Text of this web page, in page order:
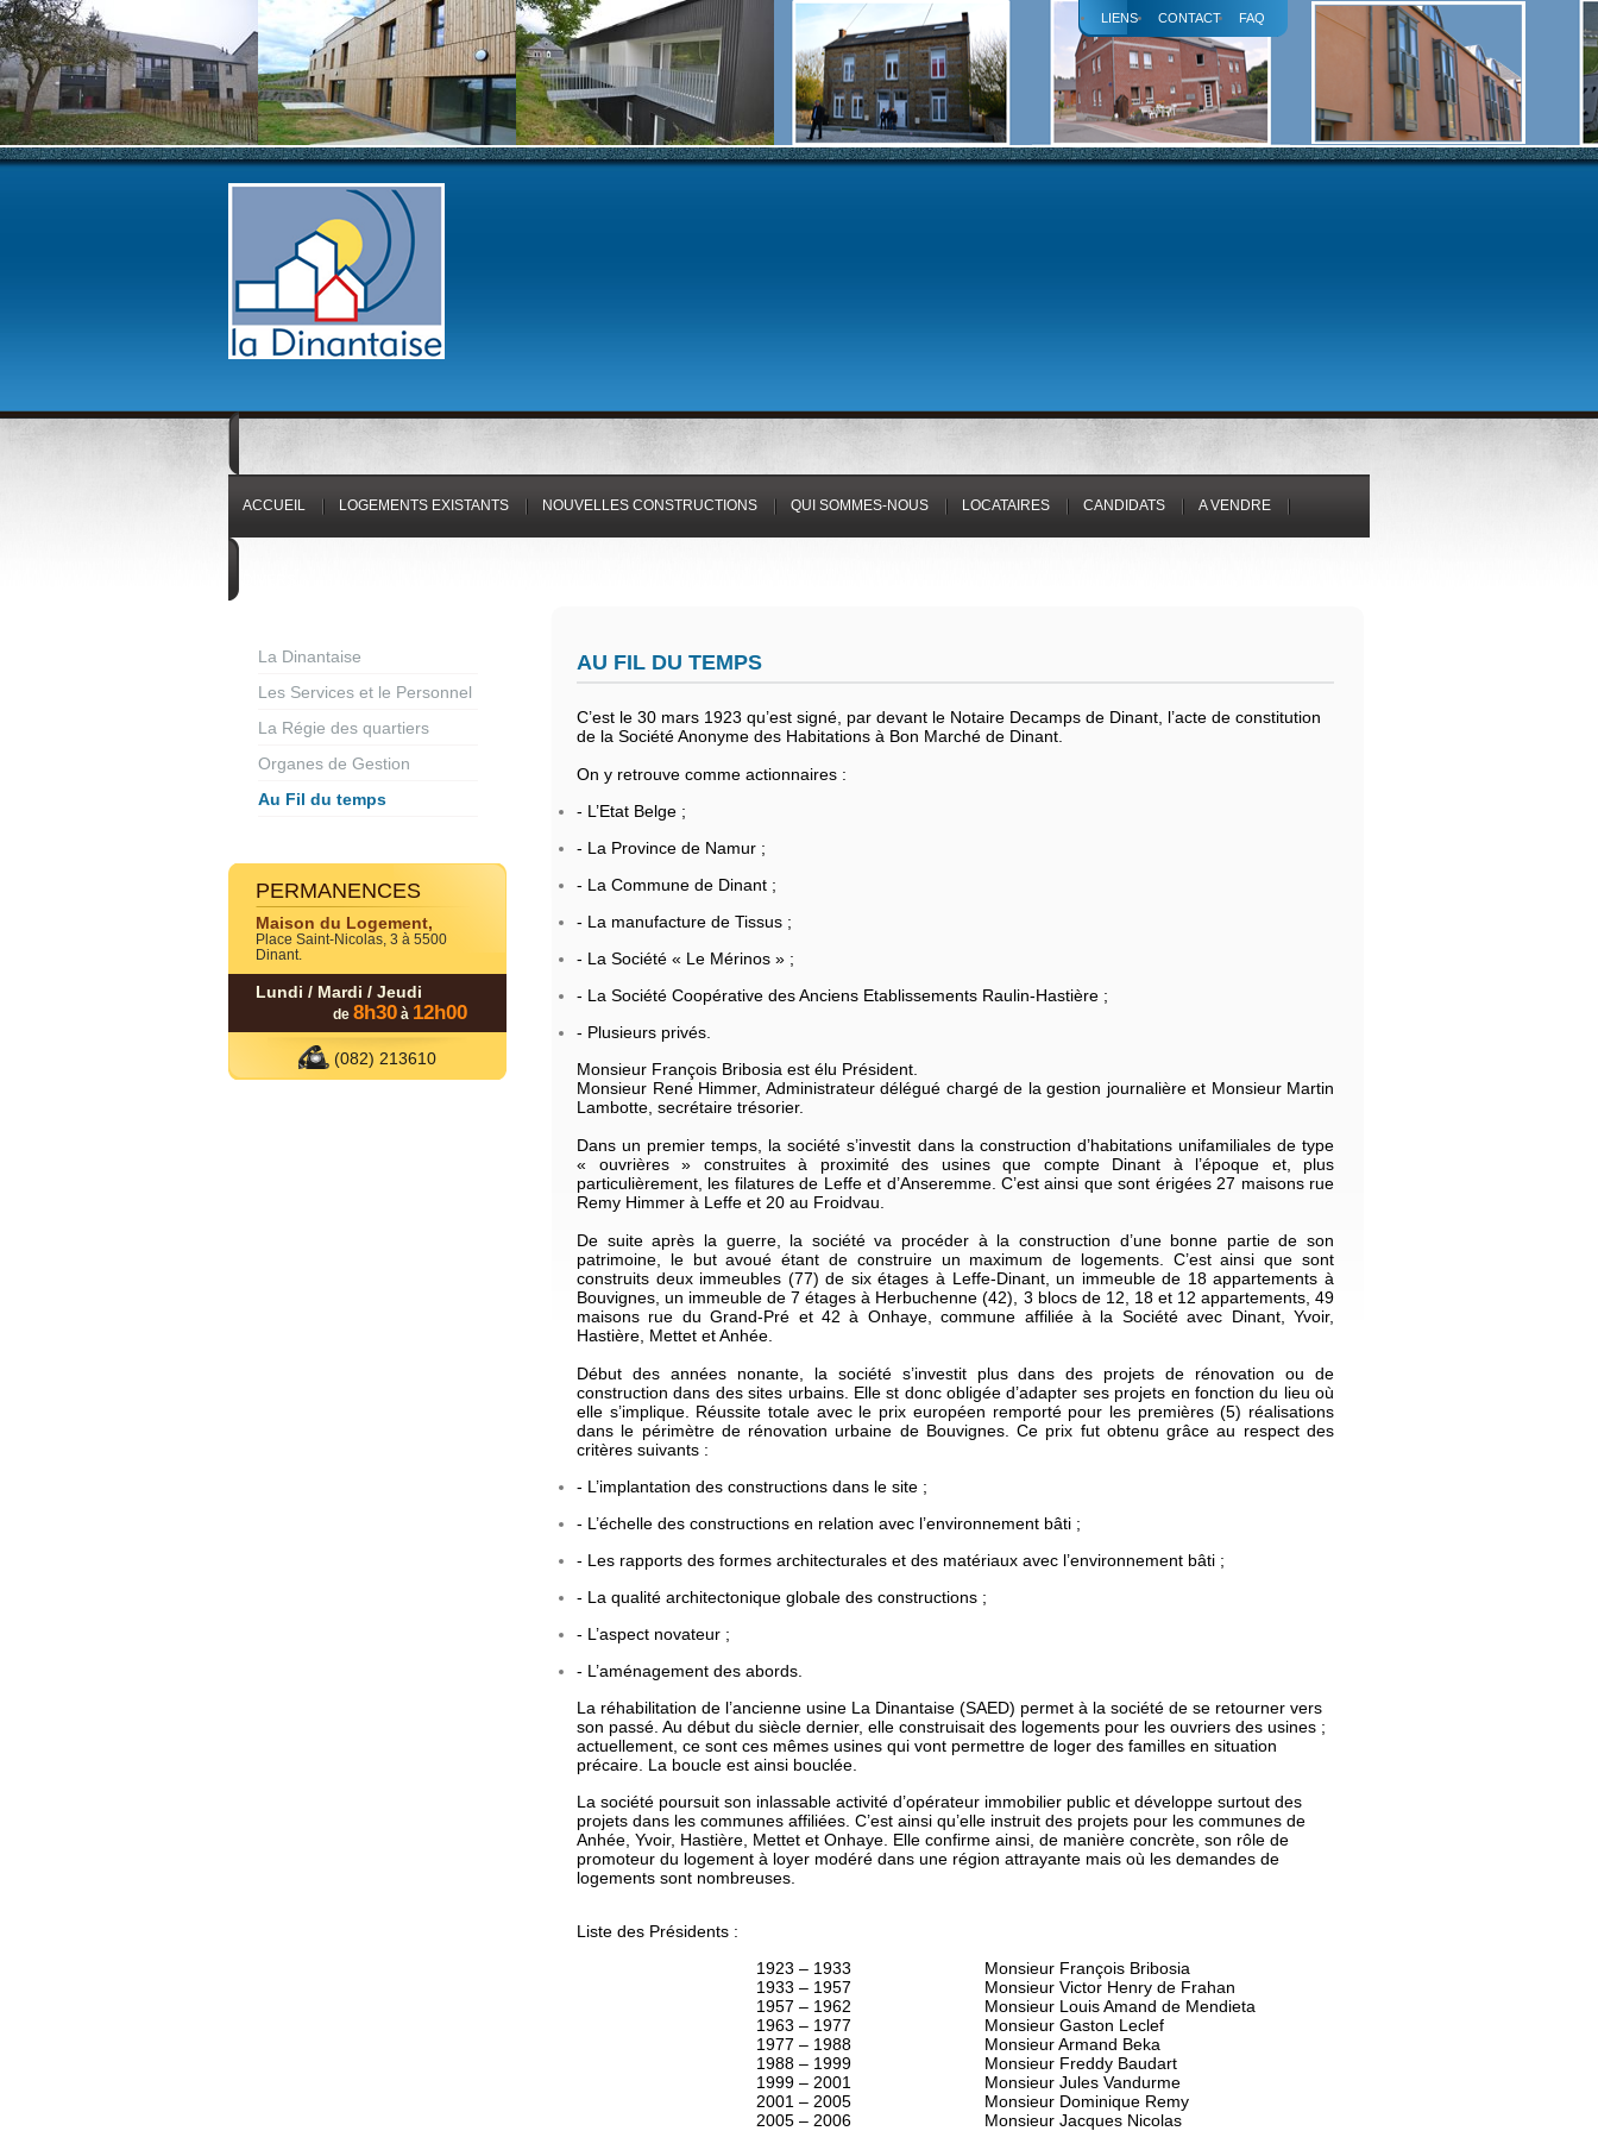
LIENS CONTACT FAQ
ACCUEIL LOGEMENTS EXISTANTS NOUVELLES CONSTRUCTIONS QUI SOMMES-NOUS LOCATAIRES CANDIDATS A VENDRE
La Dinantaise
Les Services et le Personnel
La Régie des quartiers
Organes de Gestion
Au Fil du temps
PERMANENCES
Maison du Logement,
Place Saint-Nicolas, 3 à 5500
Dinant.
Lundi / Mardi / Jeudi
de 8h30 à 12h00
(082) 213610
AU FIL DU TEMPS
C’est le 30 mars 1923 qu’est signé, par devant le Notaire Decamps de Dinant, l’acte de constitution
de la Société Anonyme des Habitations à Bon Marché de Dinant.
On y retrouve comme actionnaires :
- L’Etat Belge ;
- La Province de Namur ;
- La Commune de Dinant ;
- La manufacture de Tissus ;
- La Société « Le Mérinos » ;
- La Société Coopérative des Anciens Etablissements Raulin-Hastière ;
- Plusieurs privés.
Monsieur François Bribosia est élu Président.
Monsieur René Himmer, Administrateur délégué chargé de la gestion journalière et Monsieur Martin
Lambotte, secrétaire trésorier.
Dans un premier temps, la société s’investit dans la construction d’habitations unifamiliales de type
« ouvrières » construites à proximité des usines que compte Dinant à l’époque et, plus
particulièrement, les filatures de Leffe et d’Anseremme. C’est ainsi que sont érigées 27 maisons rue
Remy Himmer à Leffe et 20 au Froidvau.
De suite après la guerre, la société va procéder à la construction d’une bonne partie de son
patrimoine, le but avoué étant de construire un maximum de logements. C’est ainsi que sont
construits deux immeubles (77) de six étages à Leffe-Dinant, un immeuble de 18 appartements à
Bouvignes, un immeuble de 7 étages à Herbuchenne (42), 3 blocs de 12, 18 et 12 appartements, 49
maisons rue du Grand-Pré et 42 à Onhaye, commune affiliée à la Société avec Dinant, Yvoir,
Hastière, Mettet et Anhée.
Début des années nonante, la société s’investit plus dans des projets de rénovation ou de
construction dans des sites urbains. Elle st donc obligée d’adapter ses projets en fonction du lieu où
elle s’implique. Réussite totale avec le prix européen remporté pour les premières (5) réalisations
dans le périmètre de rénovation urbaine de Bouvignes. Ce prix fut obtenu grâce au respect des
critères suivants :
- L’implantation des constructions dans le site ;
- L’échelle des constructions en relation avec l’environnement bâti ;
- Les rapports des formes architecturales et des matériaux avec l’environnement bâti ;
- La qualité architectonique globale des constructions ;
- L’aspect novateur ;
- L’aménagement des abords.
La réhabilitation de l’ancienne usine La Dinantaise (SAED) permet à la société de se retourner vers
son passé. Au début du siècle dernier, elle construisait des logements pour les ouvriers des usines ;
actuellement, ce sont ces mêmes usines qui vont permettre de loger des familles en situation
précaire. La boucle est ainsi bouclée.
La société poursuit son inlassable activité d’opérateur immobilier public et développe surtout des
projets dans les communes affiliées. C’est ainsi qu’elle instruit des projets pour les communes de
Anhée, Yvoir, Hastière, Mettet et Onhaye. Elle confirme ainsi, de manière concrète, son rôle de
promoteur du logement à loyer modéré dans une région attrayante mais où les demandes de
logements sont nombreuses.
Liste des Présidents :
1923 – 1933
Monsieur François Bribosia
1933 – 1957
Monsieur Victor Henry de Frahan
1957 – 1962
Monsieur Louis Amand de Mendieta
1963 – 1977
Monsieur Gaston Leclef
1977 – 1988
Monsieur Armand Beka
1988 – 1999
Monsieur Freddy Baudart
1999 – 2001
Monsieur Jules Vandurme
2001 – 2005
Monsieur Dominique Remy
2005 – 2006
Monsieur Jacques Nicolas